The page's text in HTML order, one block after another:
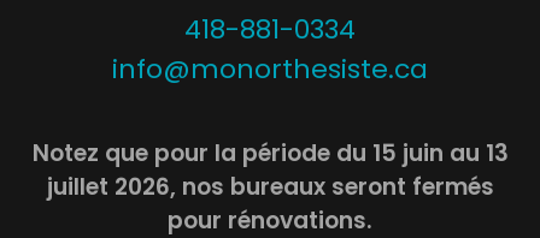
418-881-0334
info@monorthesiste.ca
Notez que pour la période du 15 juin au 13
juillet 2026, nos bureaux seront fermés
pour rénovations.